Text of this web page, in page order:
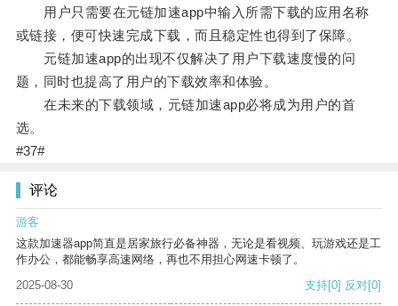
用户只需要在元链加速app中输入所需下载的应用名称
或链接，便可快速完成下载，而且稳定性也得到了保障。
元链加速app的出现不仅解决了用户下载速度慢的问
题，同时也提高了用户的下载效率和体验。
在未来的下载领域，元链加速app必将成为用户的首
选。
#37#
评论
游客
这款加速器app简直是居家旅行必备神器，无论是看视频、玩游戏还是工
作办公，都能畅享高速网络，再也不用担心网速卡顿了。
2025-08-30
支持[0] 反对[0]